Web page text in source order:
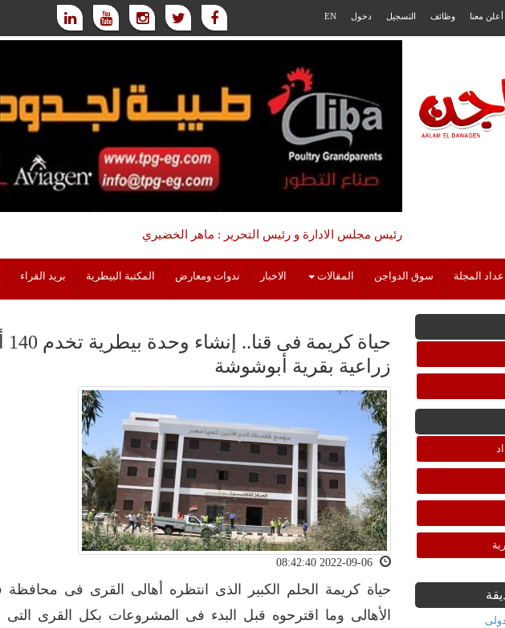
أعلن معنا وظائف التسجيل دخول EN
رئيس مجلس الادارة و رئيس التحرير : ماهر الخضيري
اعداد المجلة سوق الدواجن المقالات الاخبار ندوات ومعارض المكتبة البيطرية بريد القراء
زراعية بقرية أبوشوشة
حياة كريمة الحلم الكبير الذى انتظره أهالى القرى فى محافظة
الأهالى وما اقترحوه قبل البدء فى المشروعات بكل القرى